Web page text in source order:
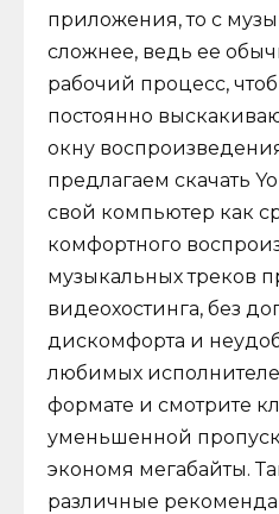
приложения, то с
сложнее, ведь ее
рабочий процесс,
постоянно
окну
предлагаем скачать
свой компьютер как
комфортного
музыкальных треков
видеохостинга, без
дискомфорта и
любимых
формате и смотрите
уменьшенной
экономя мегабайты.
различные